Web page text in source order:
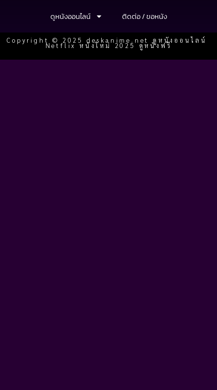
ดูหนังออนไลน์
ติดต่อ / ขอหนัง
Copyright © 2025 deskanime.net ดูหนังออนไลน์
Netflix หนังใหม่ 2025 ดูหนังฟรี